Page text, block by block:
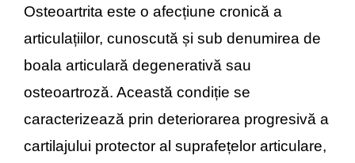
Osteoartrita este o afecțiune cronică a
articulațiilor, cunoscută și sub denumirea de
boala articulară degenerativă sau
osteoartroză. Această condiție se
caracterizează prin deteriorarea progresivă a
cartilajului protector al suprafețelor articulare,